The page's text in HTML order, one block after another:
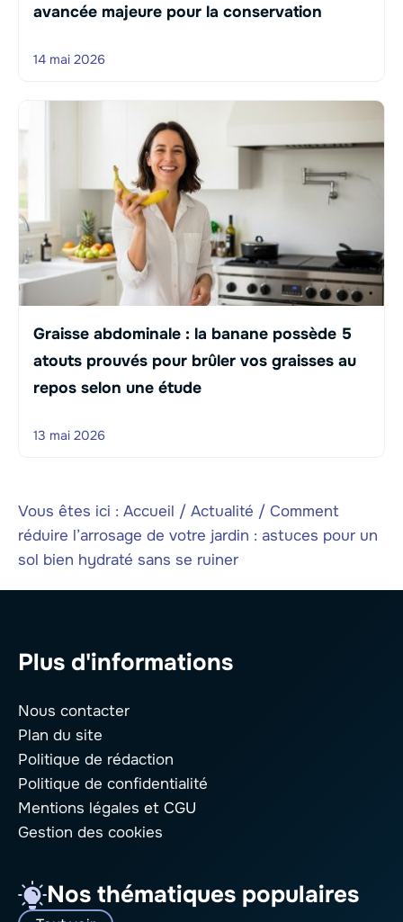
avancée majeure pour la conservation
14 mai 2026
Graisse abdominale : la banane possède 5
atouts prouvés pour brûler vos graisses au
repos selon une étude
13 mai 2026
Vous êtes ici : Accueil / Actualité / Comment
réduire l’arrosage de votre jardin : astuces pour un
sol bien hydraté sans se ruiner
Plus d'informations
Nous contacter
Plan du site
Politique de rédaction
Politique de confidentialité
Mentions légales et CGU
Gestion des cookies
Nos thématiques populaires